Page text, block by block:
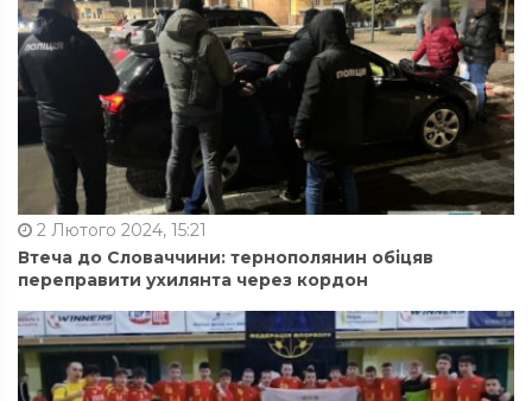
2 Лютого 2024, 15:21
Втеча до Словаччини: тернополянин обіцяв
переправити ухилянта через кордон